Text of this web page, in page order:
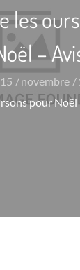
les
–
novembre
pour Noël